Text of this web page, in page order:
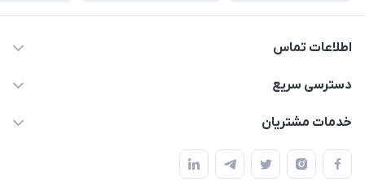
اطلاعات تماس
09106753413
دسترسی سریع
حساب کاربری
لیست محصولات
خدمات مشتریان
قوانین و مقررات
حریم خصوصی